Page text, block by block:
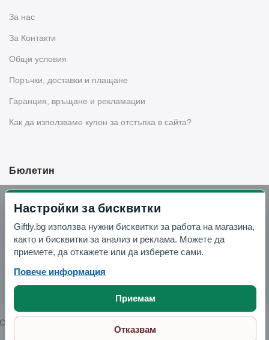
За нас
За Контакти
Общи условия
Поръчки, доставки и плащане
Гаранция, връщане и рекламации
Как да използваме купон за отстъпка в сайта?
Бюлетин
Вземи -10% отстъпка в Telegram
Отвори Telegram
Copyright © 2026 GIFTLY.BG. All rights reserved.
Настройки за бисквитки
Giftly.bg използва нужни бисквитки за работа на магазина,
както и бисквитки за анализ и реклама. Можете да
приемете, да откажете или да изберете сами.
Повече информация
Приемам
Отказвам